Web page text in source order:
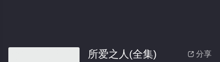
 分享
所爱之人(全集)